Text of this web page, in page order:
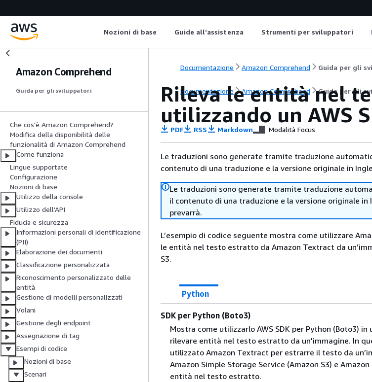
Nozioni di base Guide all'assistenza Strumenti per sviluppatori
Amazon Comprehend
Guida per gli sviluppatori
Che cos'è Amazon Comprehend?
Modifica della disponibilità delle
funzionalità di Amazon Comprehend
Come funziona
Lingue supportate
Configurazione
Nozioni di base
Utilizzo della console
Utilizzo dell’API
Fiducia e sicurezza
Informazioni personali di identificazione
(PII)
Elaborazione dei documenti
Classificazione personalizzata
Riconoscimento personalizzato delle
entità
Gestione di modelli personalizzati
Volani
Gestione degli endpoint
Assegnazione di tag
Esempi di codice
Nozioni di base
Scenari
Documentazione Amazon Comprehend Guida per gli
Documentazione Amazon Comprehend Guida per gli
Rileva le entità nel
utilizzando un AWS
PDF RSS Markdown Modalità Focus
Le traduzioni sono generate tramite traduzione
contenuto di una traduzione e la versione originale in
Le traduzioni sono generate tramite traduzione
il contenuto di una traduzione e la versione originale
prevarrà.
L’esempio di codice seguente mostra come utilizzare
le entità nel testo estratto da Amazon Textract da
S3.
Python
SDK per Python (Boto3)
Mostra come utilizzarlo AWS SDK per Python (Boto3)
rilevare entità nel testo estratto da un'immagine. In
utilizzato Amazon Textract per estrarre il testo da
Amazon Simple Storage Service (Amazon S3) e
entità nel testo estratto.